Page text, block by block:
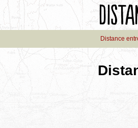
Distance